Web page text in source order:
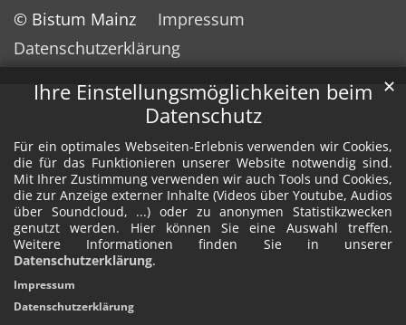
Ihre Einstellungsmöglichkeiten beim
Datenschutz
Für ein optimales Webseiten-Erlebnis verwenden wir Cookies,
die für das Funktionieren unserer Website notwendig sind.
Mit Ihrer Zustimmung verwenden wir auch Tools und Cookies,
die zur Anzeige externer Inhalte (Videos über Youtube, Audios
über Soundcloud, ...) oder zu anonymen Statistikzwecken
genutzt werden. Hier können Sie eine Auswahl treffen.
Weitere Informationen finden Sie in unserer
Datenschutzerklärung.
✕
Impressum
Datenschutzerklärung
© Bistum Mainz
Impressum
Datenschutzerklärung